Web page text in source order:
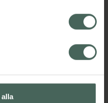
Välkommen att prata